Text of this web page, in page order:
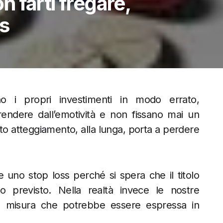
i propri investimenti in modo errato,
dall’emotività e non fissano mai un
atteggiamento, alla lunga, porta a perdere
uno stop loss perché si spera che il titolo
previsto. Nella realtà invece le nostre
che potrebbe essere espressa in